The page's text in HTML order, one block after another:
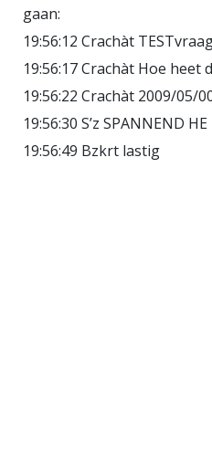
gaan:
19:56:12 Crachàt
19:56:17 Crachàt Hoe heet
19:56:22 Crachàt 2009/05/
19:56:30 S’z SPANNEND HE
19:56:49 Bzkrt lastig